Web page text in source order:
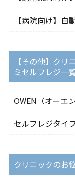
【病院向け】自
【その他】ク
ミセルフレジ一
OWEN（オーエ
セルフレジタイ
クリニックのお